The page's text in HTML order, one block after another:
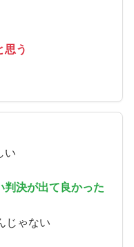
思う
い
判決が出て良かった
じゃない